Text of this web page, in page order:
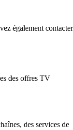
également contacter
des offres TV
des services de